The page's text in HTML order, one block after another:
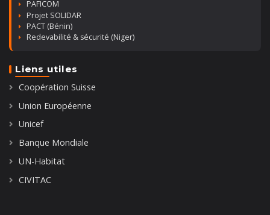
PAFICOM
Projet SOLIDAR
PACT (Bénin)
Redevabilité & sécurité (Niger)
Liens utiles
Coopération Suisse
Union Européenne
Unicef
Banque Mondiale
UN-Habitat
CIVITAC